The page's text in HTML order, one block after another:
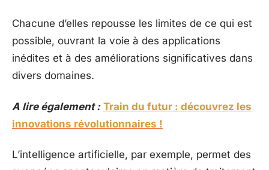
Chacune d’elles repousse les limites de ce qui est
possible, ouvrant la voie à des applications
inédites et à des améliorations significatives dans
divers domaines.
A lire également : Train du futur : découvrez les
innovations révolutionnaires !
L’intelligence artificielle, par exemple, permet des